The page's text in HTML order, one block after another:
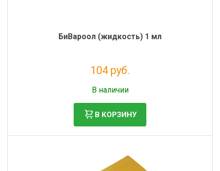
БиВароол (жидкость) 1 мл
104 руб.
В наличии
В КОРЗИНУ